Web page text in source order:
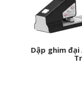
Dập ghim